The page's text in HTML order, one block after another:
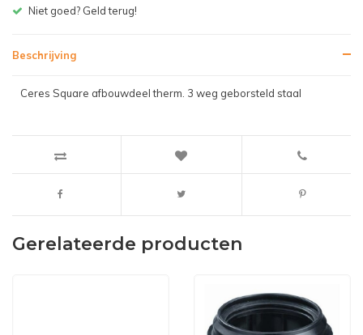
Niet goed? Geld terug!
Beschrijving
Ceres Square afbouwdeel therm. 3 weg geborsteld staal
Gerelateerde producten